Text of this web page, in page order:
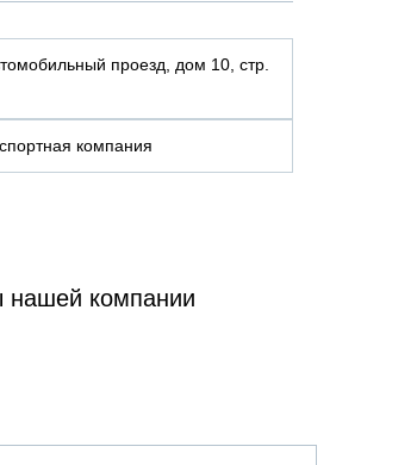
проезд, дом 10, стр.
компания
компании